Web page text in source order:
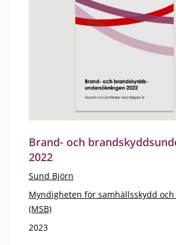
Brand- och
2022
Sund Björn
Myndigheten för samhällsskydd
(MSB)
2023